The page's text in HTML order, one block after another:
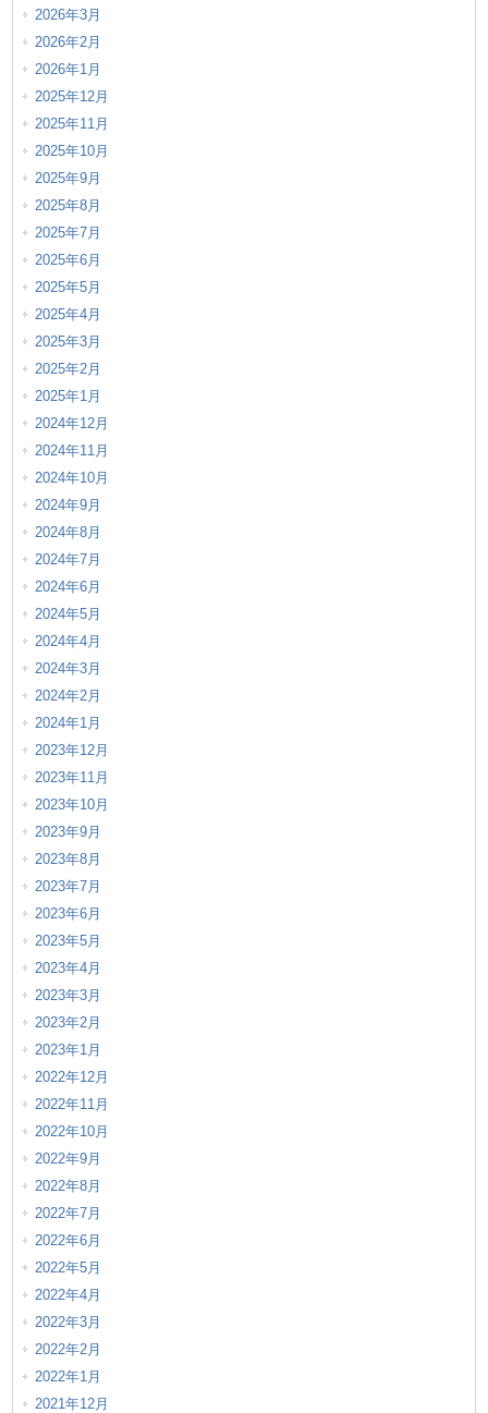
2026年3月
2026年2月
2026年1月
2025年12月
2025年11月
2025年10月
2025年9月
2025年8月
2025年7月
2025年6月
2025年5月
2025年4月
2025年3月
2025年2月
2025年1月
2024年12月
2024年11月
2024年10月
2024年9月
2024年8月
2024年7月
2024年6月
2024年5月
2024年4月
2024年3月
2024年2月
2024年1月
2023年12月
2023年11月
2023年10月
2023年9月
2023年8月
2023年7月
2023年6月
2023年5月
2023年4月
2023年3月
2023年2月
2023年1月
2022年12月
2022年11月
2022年10月
2022年9月
2022年8月
2022年7月
2022年6月
2022年5月
2022年4月
2022年3月
2022年2月
2022年1月
2021年12月